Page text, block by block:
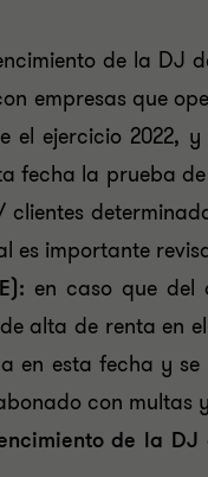
de la DJ
empresas que
ejercicio 2022,
fecha la prueba
clientes
es importante
en caso que del
alta de renta en
en esta fecha y
con multas
de la DJ